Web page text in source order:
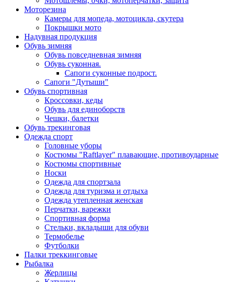
Моторезина
Камеры для мопеда, мотоцикла, скутера
Покрышки мото
Надувная продукция
Обувь зимняя
Обувь повседневная зимняя
Обувь суконная.
Сапоги суконные подрост.
Сапоги "Дутыши"
Обувь спортивная
Кроссовки, кеды
Обувь для единоборств
Чешки, балетки
Обувь трекинговая
Одежда спорт
Головные уборы
Костюмы "Raftlayer" плавающие, противоударные
Костюмы спортивные
Носки
Одежда для спортзала
Одежда для туризма и отдыха
Одежда утепленная женская
Перчатки, варежки
Спортивная форма
Стельки, вкладыши для обуви
Термобелье
Футболки
Палки треккинговые
Рыбалка
Жерлицы